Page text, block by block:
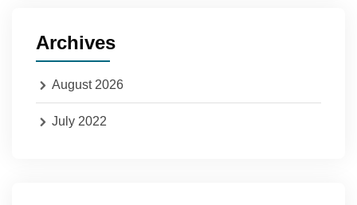
Archives
August 2026
July 2022